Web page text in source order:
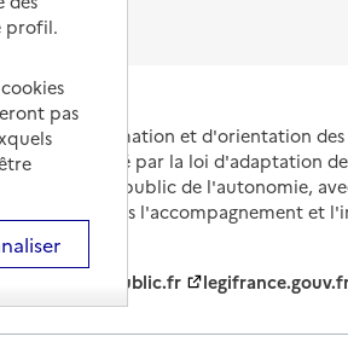
d'information et d'orientation des
proches, créé par la loi d'adaptation
par le Service public de l'autonomie,
engagés dans l'accompagnement et
service-public.fr
profil.
pas